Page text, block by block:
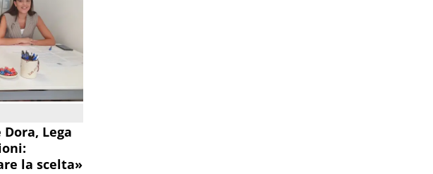
Lega
la scelta»